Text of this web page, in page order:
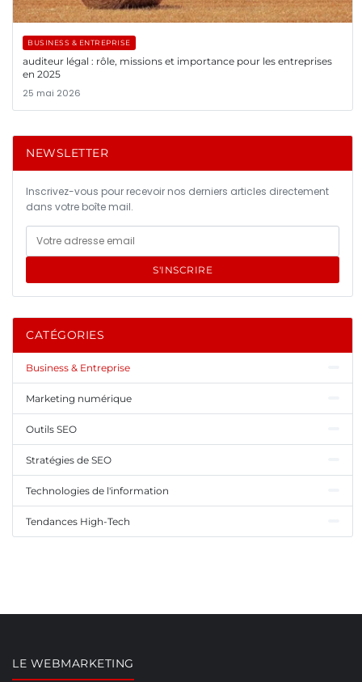
BUSINESS & ENTREPRISE
auditeur légal : rôle, missions et importance pour les entreprises
en 2025
25 mai 2026
NEWSLETTER
Inscrivez-vous pour recevoir nos derniers articles directement
dans votre boîte mail.
S'INSCRIRE
CATÉGORIES
Business & Entreprise
Marketing numérique
Outils SEO
Stratégies de SEO
Technologies de l'information
Tendances High-Tech
LE WEBMARKETING